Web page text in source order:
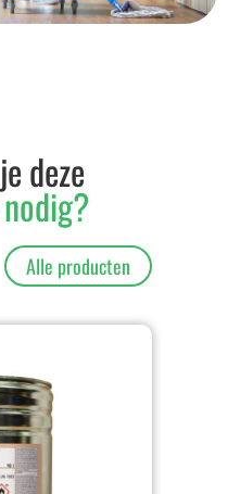
deze
Alle producten